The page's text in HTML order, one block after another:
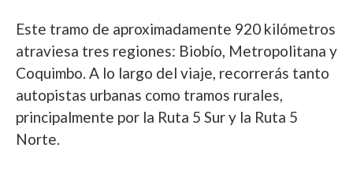
Este tramo de aproximadamente 920 kilómetros
atraviesa tres regiones: Biobío, Metropolitana y
Coquimbo. A lo largo del viaje, recorrerás tanto
autopistas urbanas como tramos rurales,
principalmente por la Ruta 5 Sur y la Ruta 5
Norte.